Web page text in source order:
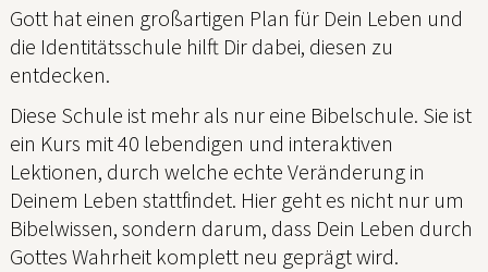
Gott hat einen großartigen Plan für Dein Leben und
die Identitätsschule hilft Dir dabei, diesen zu
entdecken.
Diese Schule ist mehr als nur eine Bibelschule. Sie ist
ein Kurs mit 40 lebendigen und interaktiven
Lektionen, durch welche echte Veränderung in
Deinem Leben stattfindet. Hier geht es nicht nur um
Bibelwissen, sondern darum, dass Dein Leben durch
Gottes Wahrheit komplett neu geprägt wird.